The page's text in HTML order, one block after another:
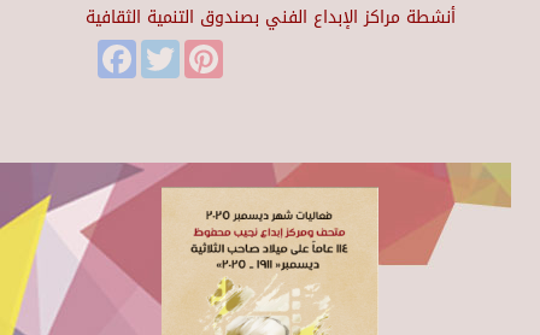
أنشطة مراكز الإبداع الفني بصندوق التنمية الثقافية
FacebookTwitter